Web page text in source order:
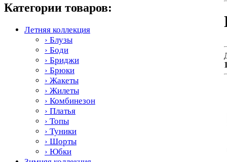
Категории товаров:
Летняя коллекция
› Блузы
› Боди
› Бриджи
› Брюки
› Жакеты
› Жилеты
› Комбинезон
› Платья
› Топы
› Туники
› Шорты
› Юбки